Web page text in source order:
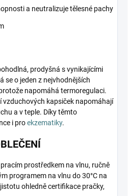
a neutralizuje tělesné pachy
prodyšná s vynikajícími
se o jeden z nejvhodnějších
napomáhá termoregulaci.
vzduchových kapsiček napomáhají
a v teple. Díky těmto
i proekzematiky.
prostředkem na vlnu, ručně
programem na vlnu do 30°C na
ohledně certifikace pračky,